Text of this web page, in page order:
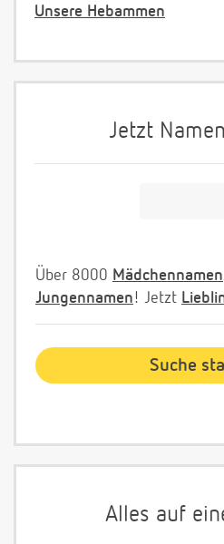
Unsere Hebammen
Jetzt
Über 8000 Mädchennamen
Jungennamen! Jetzt
Alles auf